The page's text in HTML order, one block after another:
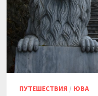
ПУТЕШЕСТВИЯ / ЮВА